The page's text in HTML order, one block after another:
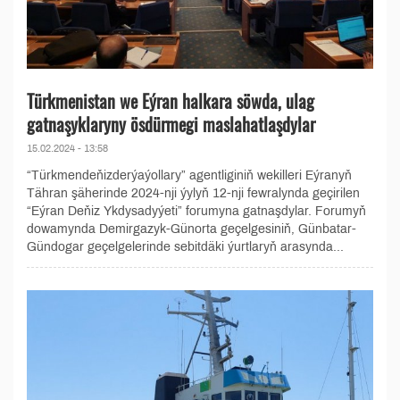
Türkmenistan we Eýran halkara söwda, ulag
gatnaşyklaryny ösdürmegi maslahatlaşdylar
15.02.2024 - 13:58
“Türkmendeňizderýaýollary” agentliginiň wekilleri Eýranyň
Tähran şäherinde 2024-nji ýylyň 12-nji fewralynda geçirilen
“Eýran Deňiz Ykdysadyýeti” forumyna gatnaşdylar. Forumyň
dowamynda Demirgazyk-Günorta geçelgesiniň, Günbatar-
Gündogar geçelgelerinde sebitdäki ýurtlaryň arasynda...